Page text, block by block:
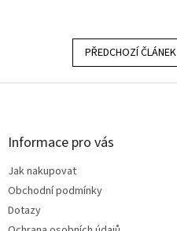
PŘEDCHOZÍ ČLÁNEK
Z
Informace pro vás
Jak nakupovat
Obchodní podmínky
Dotazy